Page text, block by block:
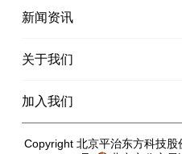
新闻资讯
关于我们
加入我们
Copyright 北京平治东方科技